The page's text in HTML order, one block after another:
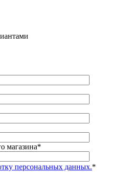
магазина*
персональных данных.*